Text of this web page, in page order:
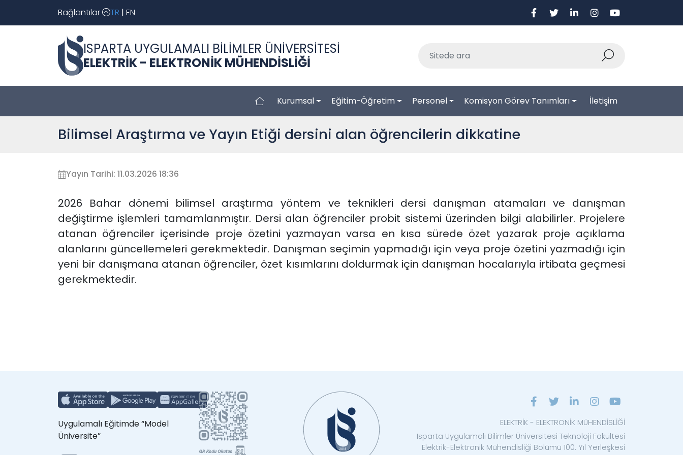
Bağlantılar TR | EN
ISPARTA UYGULAMALI BİLİMLER ÜNİVERSİTESİ
ELEKTRİK - ELEKTRONİK MÜHENDİSLİĞİ
Kurumsal Eğitim-Öğretim Personel Komisyon Görev Tanımları İletişim
Bilimsel Araştırma ve Yayın Etiği dersini alan öğrencilerin dikkatine
Yayın Tarihi: 11.03.2026 18:36
2026 Bahar dönemi bilimsel araştırma yöntem ve teknikleri dersi danışman atamaları ve danışman
değiştirme işlemleri tamamlanmıştır. Dersi alan öğrenciler probit sistemi üzerinden bilgi alabilirler. Projelere
atanan öğrenciler içerisinde proje özetini yazmayan varsa en kısa sürede özet yazarak proje açıklama
alanlarını güncellemeleri gerekmektedir. Danışman seçimin yapmadığı için veya proje özetini yazmadığı için
yeni bir danışmana atanan öğrenciler, özet kısımlarını doldurmak için danışman hocalarıyla irtibata geçmesi
gerekmektedir.
Uygulamalı Eğitimde “Model
Üniversite”
ELEKTRİK - ELEKTRONİK MÜHENDİSLİĞİ
Isparta Uygulamalı Bilimler Üniversitesi Teknoloji Fakültesi
Elektrik-Elektronik Mühendisliği Bölümü 100. Yıl Yerleşkesi